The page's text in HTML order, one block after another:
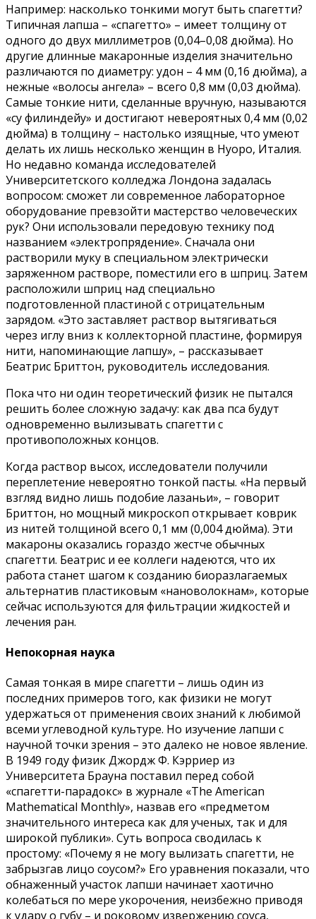
Например: насколько тонкими могут быть спагетти?
Типичная лапша – «спагетто» – имеет толщину от
одного до двух миллиметров (0,04–0,08 дюйма). Но
другие длинные макаронные изделия значительно
различаются по диаметру: удон – 4 мм (0,16 дюйма), а
нежные «волосы ангела» – всего 0,8 мм (0,03 дюйма).
Самые тонкие нити, сделанные вручную, называются
«су филиндейу» и достигают невероятных 0,4 мм (0,02
дюйма) в толщину – настолько изящные, что умеют
делать их лишь несколько женщин в Нуоро, Италия.
Но недавно команда исследователей
Университетского колледжа Лондона задалась
вопросом: сможет ли современное лабораторное
оборудование превзойти мастерство человеческих
рук? Они использовали передовую технику под
названием «электропрядение». Сначала они
растворили муку в специальном электрически
заряженном растворе, поместили его в шприц. Затем
расположили шприц над специально
подготовленной пластиной с отрицательным
зарядом. «Это заставляет раствор вытягиваться
через иглу вниз к коллекторной пластине, формируя
нити, напоминающие лапшу», – рассказывает
Беатрис Бриттон, руководитель исследования.
Пока что ни один теоретический физик не пытался
решить более сложную задачу: как два пса будут
одновременно вылизывать спагетти с
противоположных концов.
Когда раствор высох, исследователи получили
переплетение невероятно тонкой пасты. «На первый
взгляд видно лишь подобие лазаньи», – говорит
Бриттон, но мощный микроскоп открывает коврик
из нитей толщиной всего 0,1 мм (0,004 дюйма). Эти
макароны оказались гораздо жестче обычных
спагетти. Беатрис и ее коллеги надеются, что их
работа станет шагом к созданию биоразлагаемых
альтернатив пластиковым «нановолокнам», которые
сейчас используются для фильтрации жидкостей и
лечения ран.
Непокорная наука
Самая тонкая в мире спагетти – лишь один из
последних примеров того, как физики не могут
удержаться от применения своих знаний к любимой
всеми углеводной культуре. Но изучение лапши с
научной точки зрения – это далеко не новое явление.
В 1949 году физик Джордж Ф. Кэрриер из
Университета Брауна поставил перед собой
«спагетти-парадокс» в журнале «The American
Mathematical Monthly», назвав его «предметом
значительного интереса как для ученых, так и для
широкой публики». Суть вопроса сводилась к
простому: «Почему я не могу вылизать спагетти, не
забрызгав лицо соусом?» Его уравнения показали, что
обнаженный участок лапши начинает хаотично
колебаться по мере укорочения, неизбежно приводя
к удару о губу – и роковому извержению соуса,